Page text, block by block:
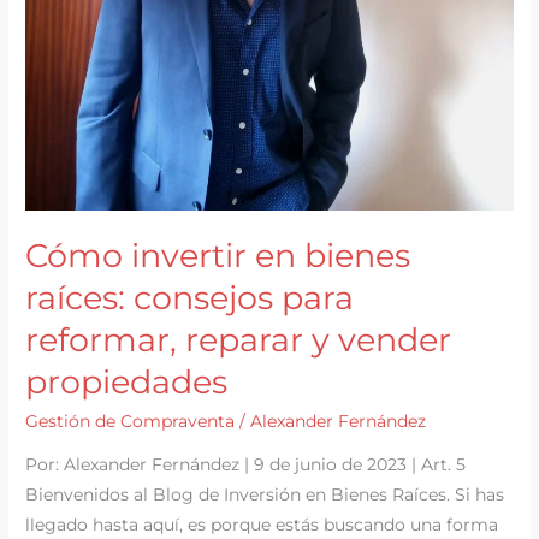
Cómo invertir en bienes
raíces: consejos para
reformar, reparar y vender
propiedades
Gestión de Compraventa /Alexander Fernández
Por: Alexander Fernández | 9 de junio de 2023 | Art. 5
Bienvenidos al Blog de Inversión en Bienes Raíces. Si has
llegado hasta aquí, es porque estás buscando una forma